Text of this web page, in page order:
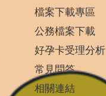
檔案下載專區
公務檔案下載
好孕卡受理分析
常見問答
相關連結